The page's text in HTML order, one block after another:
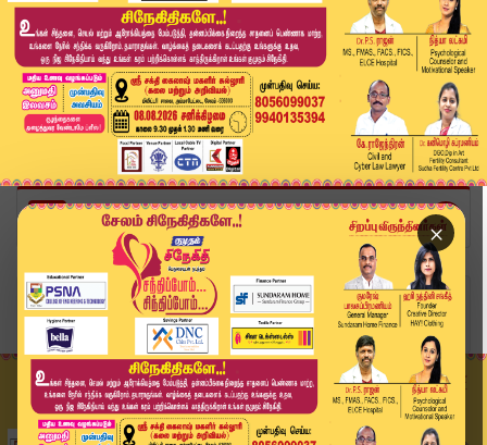
×
Home
வீடியோ ஸ்டோரி
BREAKING : விஜய்க்கு ஆதரவு குரல் கொடுத்த மு.க.ஸ...